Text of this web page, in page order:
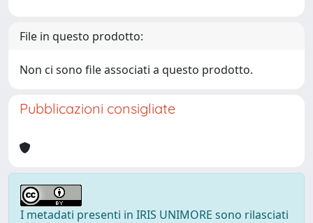
File in questo prodotto:
Non ci sono file associati a questo prodotto.
Pubblicazioni consigliate
I metadati presenti in IRIS UNIMORE sono rilasciati